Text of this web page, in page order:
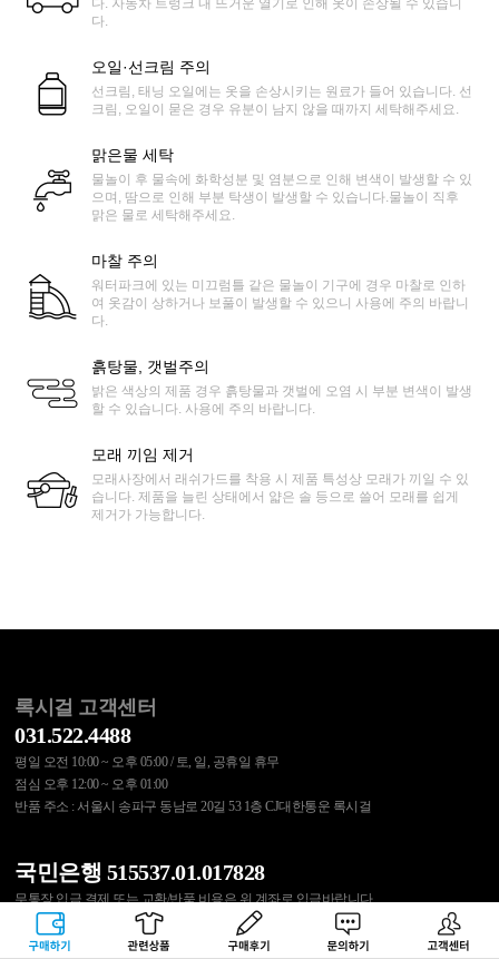
구매하기 관련상품 상품후기 문의하기 고객센터
다.
오일·선크림 주의
선크림, 태닝 오일에는 옷을 손상시키는 원료가 들어 있습니다. 선
크림, 오일이 묻은 경우 유분이 남지 않을 때까지 세탁해주세요.
맑은물 세탁
물놀이 후 물속에 화학성분 및 염분으로 인해 변색이 발생할 수 있
으며, 땀으로 인해 부분 탁생이 발생할 수 있습니다.물놀이 직후
맑은 물로 세탁해주세요.
마찰 주의
워터파크에 있는 미끄럼틀 같은 물놀이 기구에 경우 마찰로 인하
여 옷감이 상하거나 보풀이 발생할 수 있으니 사용에 주의 바랍니
다.
흙탕물, 갯벌주의
밝은 색상의 제품 경우 흙탕물과 갯벌에 오염 시 부분 변색이 발생
할 수 있습니다. 사용에 주의 바랍니다.
모래 끼임 제거
모래사장에서 래쉬가드를 착용 시 제품 특성상 모래가 끼일 수 있
습니다. 제품을 늘린 상태에서 얇은 솔 등으로 쓸어 모래를 쉽게
제거가 가능합니다.
록시걸 고객센터
031.522.4488
평일 오전 10:00 ~ 오후 05:00 / 토, 일, 공휴일 휴무
점심 오후 12:00 ~ 오후 01:00
반품 주소 : 서울시 송파구 동남로 20길 53 1층 CJ대한통운 록시걸
국민은행 515537.01.017828
무통장 입금 결제 또는 교환/반품 비용은 위 계좌로 입금바랍니다.
예금주 : (주)에스에이코리아